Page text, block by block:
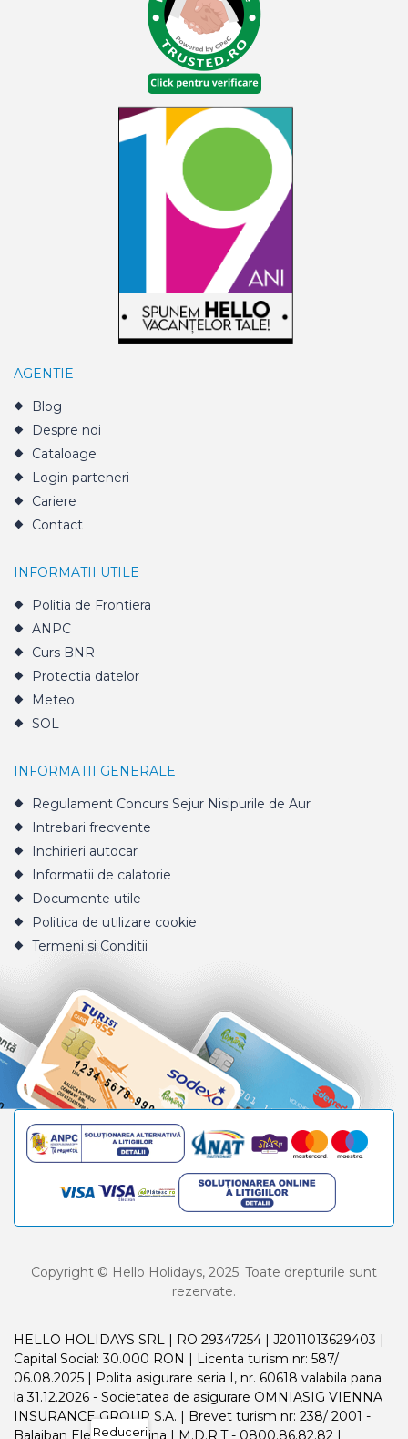
AGENTIE
Blog
Despre noi
Cataloage
Login parteneri
Cariere
Contact
INFORMATII UTILE
Politia de Frontiera
ANPC
Curs BNR
Protectia datelor
Meteo
SOL
INFORMATII GENERALE
Regulament Concurs Sejur Nisipurile de Aur
Intrebari frecvente
Inchirieri autocar
Informatii de calatorie
Documente utile
Politica de utilizare cookie
Termeni si Conditii
Copyright © Hello Holidays, 2025. Toate drepturile sunt
rezervate.
HELLO HOLIDAYS SRL | RO 29347254 | J2011013629403 |
Capital Social: 30.000 RON | Licenta turism nr: 587/
06.08.2025 | Polita asigurare seria I, nr. 60618 valabila pana
la 31.12.2026 - Societatea de asigurare OMNIASIG VIENNA
INSURANCE GROUP S.A. | Brevet turism nr: 238/ 2001 -
Reduceri